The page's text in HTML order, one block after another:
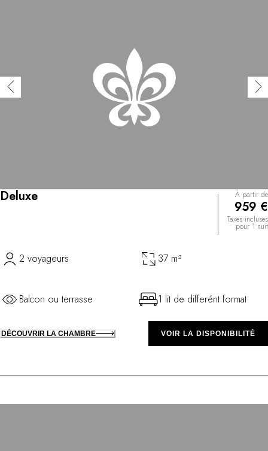
Deluxe À partir de
959 €
Taxes incluses
pour 1 nuit
2 voyageurs 37 m²
Balcon ou terrasse 1 lit de differént format
DÉCOUVRIR LA CHAMBRE VOIR LA DISPONIBILITÉ